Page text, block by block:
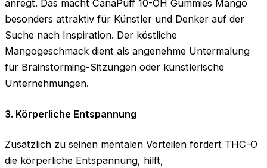
anregt. Das macht CanaPuff 10-OH Gummies Mango
besonders attraktiv für Künstler und Denker auf der
Suche nach Inspiration. Der köstliche
Mangogeschmack dient als angenehme Untermalung
für Brainstorming-Sitzungen oder künstlerische
Unternehmungen.
3. Körperliche Entspannung
Zusätzlich zu seinen mentalen Vorteilen fördert THC-O
die körperliche Entspannung, hilft,